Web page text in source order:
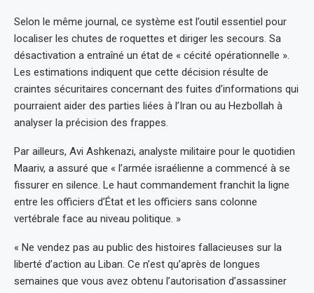
Selon le même journal, ce système est l’outil essentiel pour
localiser les chutes de roquettes et diriger les secours. Sa
désactivation a entraîné un état de « cécité opérationnelle ».
Les estimations indiquent que cette décision résulte de
craintes sécuritaires concernant des fuites d’informations qui
pourraient aider des parties liées à l’Iran ou au Hezbollah à
analyser la précision des frappes.
Par ailleurs, Avi Ashkenazi, analyste militaire pour le quotidien
Maariv, a assuré que « l’armée israélienne a commencé à se
fissurer en silence. Le haut commandement franchit la ligne
entre les officiers d’État et les officiers sans colonne
vertébrale face au niveau politique. »
« Ne vendez pas au public des histoires fallacieuses sur la
liberté d’action au Liban. Ce n’est qu’après de longues
semaines que vous avez obtenu l’autorisation d’assassiner